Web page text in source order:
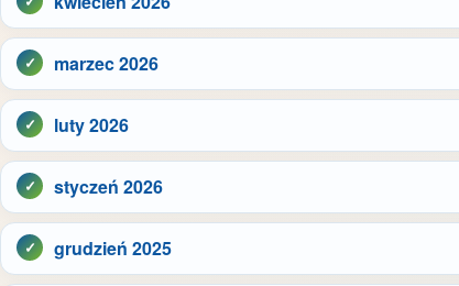
marzec 2026
luty 2026
styczeń 2026
grudzień 2025